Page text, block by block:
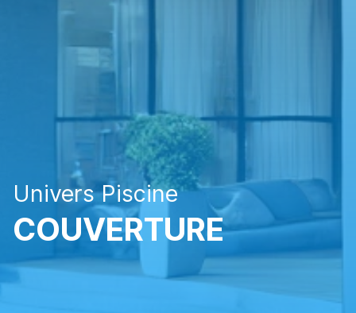
Univers Piscine
COUVERTURE